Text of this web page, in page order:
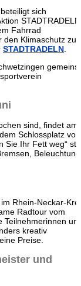
sich
Fahrrad
den Klimaschutz zu
STADTRADELN.
sind, findet am
Schlossplatz vor
Sie Ihr Fett weg“
Beleuchtung
Rhein-Neckar-
Radtour vom
Teilnehmerinnen
kreativ
Preise.
und